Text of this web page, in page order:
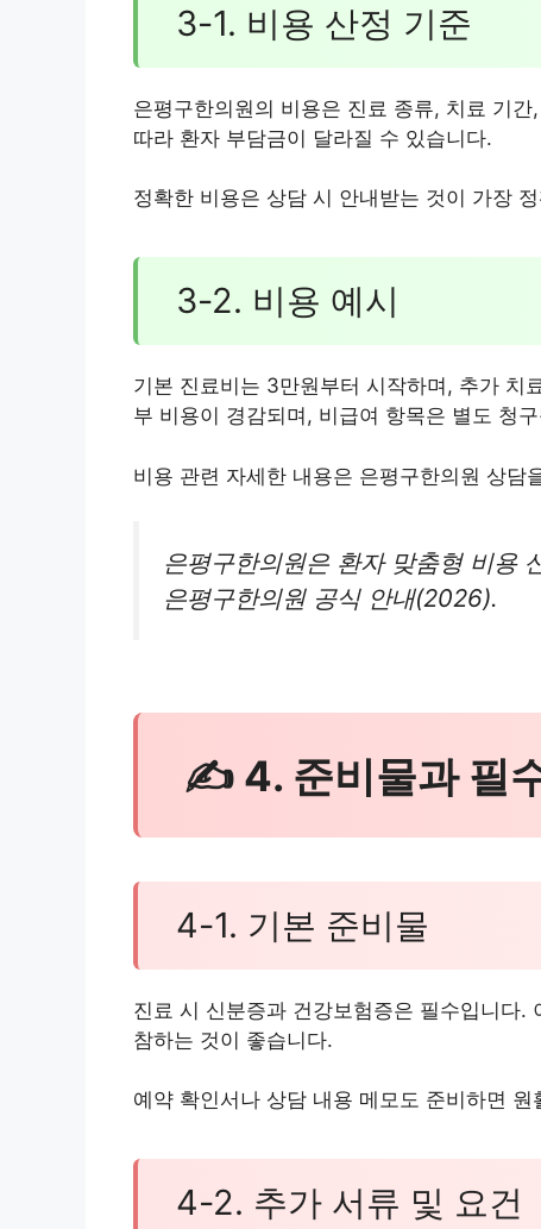
3-1. 비용 산정 기준
은평구한의원의 비용은 진료 종류, 치료 기
따라 환자 부담금이 달라질 수 있습니다.
정확한 비용은 상담 시 안내받는 것이 가장
3-2. 비용 예시
기본 진료비는 3만원부터 시작하며, 추가 치
부 비용이 경감되며, 비급여 항목은 별도 청
비용 관련 자세한 내용은 은평구한의원 상담
은평구한의원은 환자 맞춤형 비용
은평구한의원 공식 안내(2026).
✍ 4. 준비물과 필
4-1. 기본 준비물
진료 시 신분증과 건강보험증은 필수입니다.
참하는 것이 좋습니다.
예약 확인서나 상담 내용 메모도 준비하면
4-2. 추가 서류 및 요건